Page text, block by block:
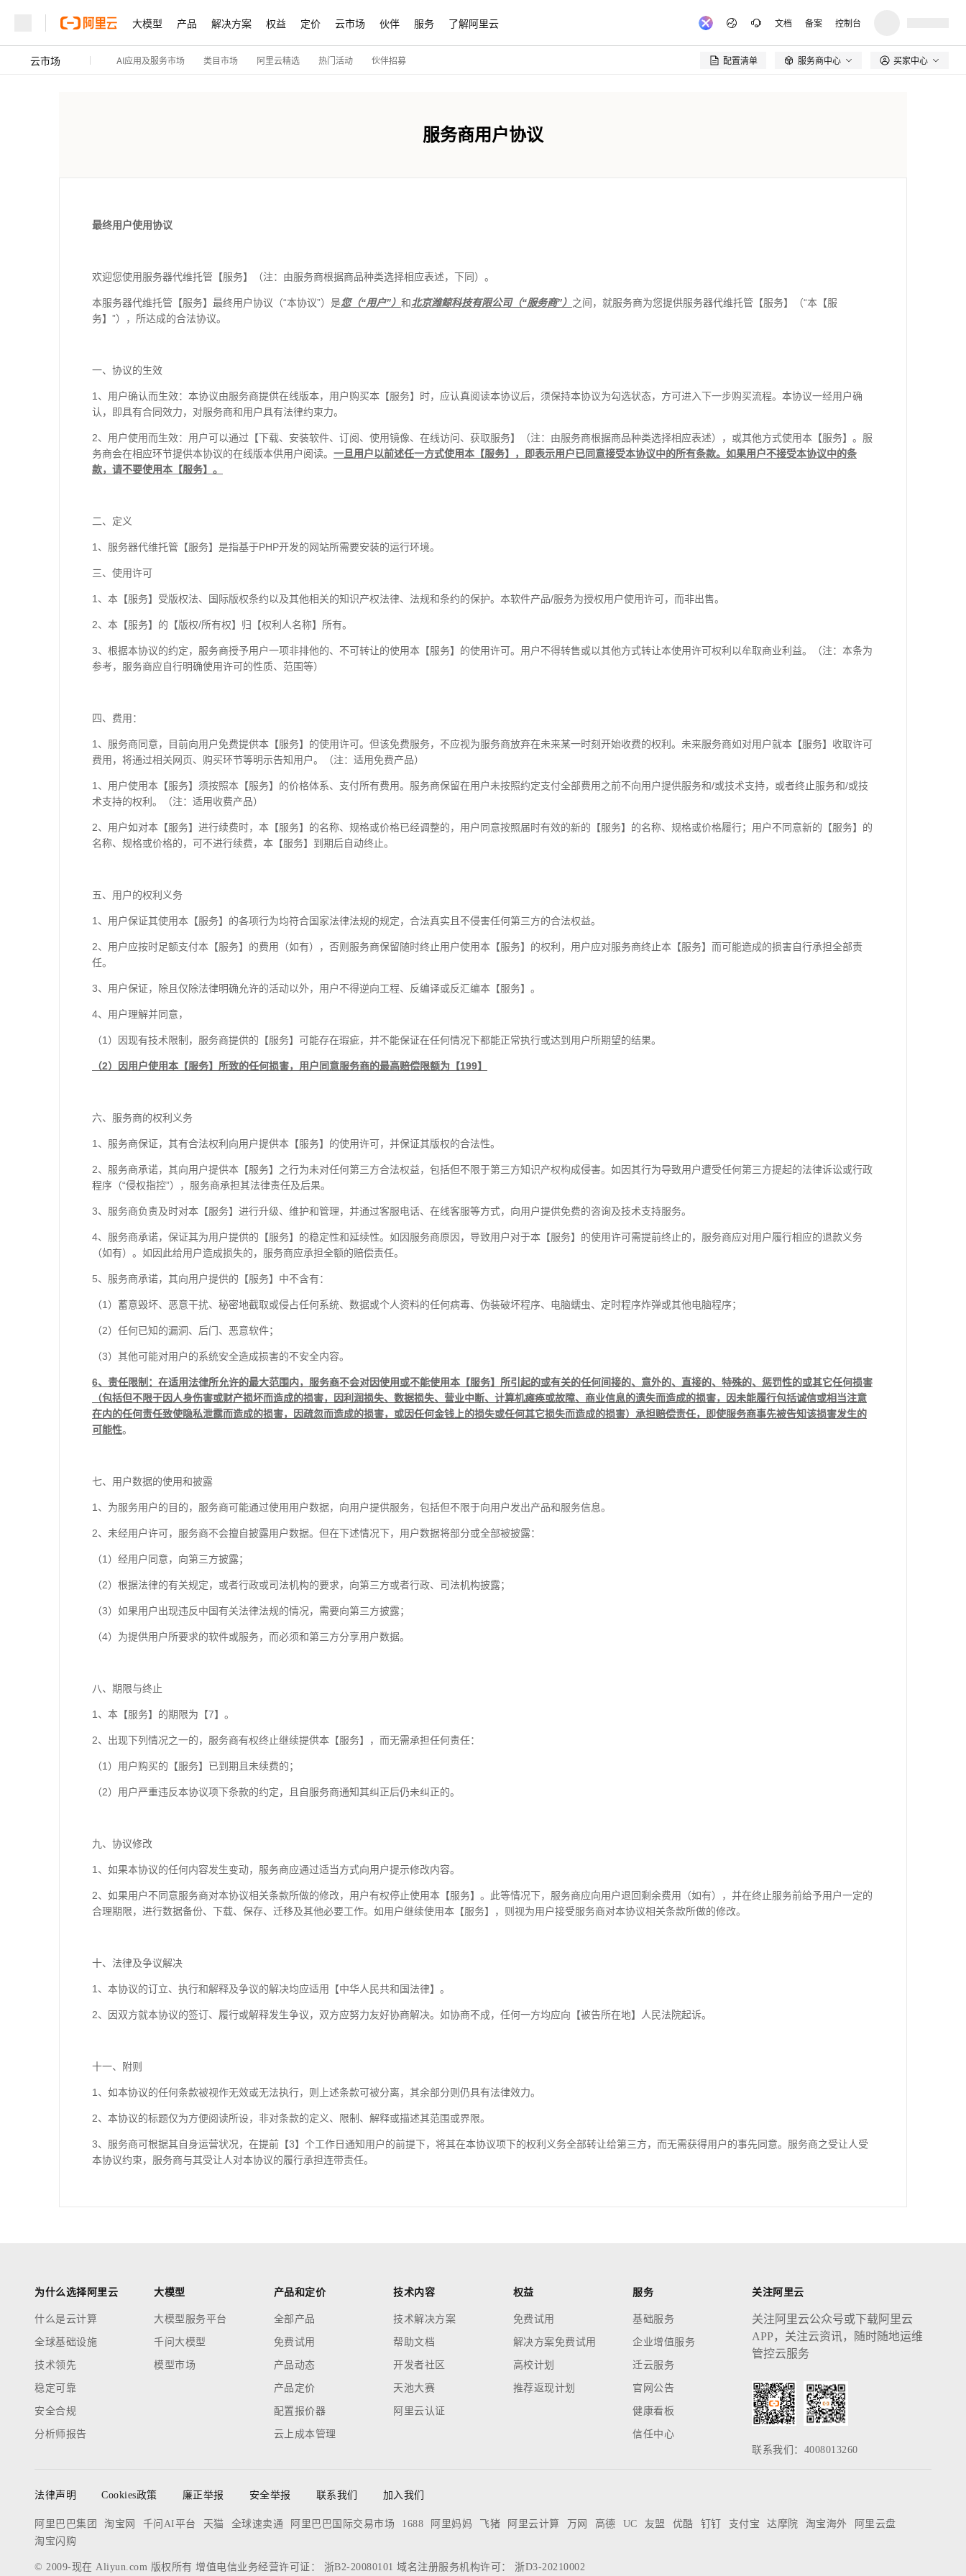
大模型 产品 解决方案 权益 定价 云市场 伙伴 服务 了解阿里云 文档 备案 控制台
云市场 AI应用及服务市场 类目市场 阿里云精选 热门活动 伙伴招募 配置清单  服务商中心 买家中心
服务商用户协议
最终用户使用协议
欢迎您使用服务器代维托管【服务】（注：由服务商根据商品种类选择相应表述，下同）。
本服务器代维托管【服务】最终用户协议（“本协议”）是您（“用户”） 和北京潍鲸科技有限公司（“服务商”） 之间，就服务商为您提供服务器代维托管【服务】（“本【服
务】”），所达成的合法协议。
一、协议的生效
1、用户确认而生效：本协议由服务商提供在线版本，用户购买本【服务】时，应认真阅读本协议后，须保持本协议为勾选状态，方可进入下一步购买流程。本协议一经用户确
认，即具有合同效力，对服务商和用户具有法律约束力。
2、用户使用而生效：用户可以通过【下载、安装软件、订阅、使用镜像、在线访问、获取服务】（注：由服务商根据商品种类选择相应表述），或其他方式使用本【服务】。服
务商会在相应环节提供本协议的在线版本供用户阅读。 一旦用户以前述任一方式使用本【服务】，即表示用户已同意接受本协议中的所有条款。如果用户不接受本协议中的条
款，请不要使用本【服务】。
二、定义
1、服务器代维托管【服务】是指基于PHP开发的网站所需要安装的运行环境。
三、使用许可
1、本【服务】受版权法、国际版权条约以及其他相关的知识产权法律、法规和条约的保护。本软件产品/服务为授权用户使用许可，而非出售。
2、本【服务】的【版权/所有权】归【权利人名称】所有。
3、根据本协议的约定，服务商授予用户一项非排他的、不可转让的使用本【服务】的使用许可。用户不得转售或以其他方式转让本使用许可权利以牟取商业利益。（注：本条为
参考，服务商应自行明确使用许可的性质、范围等）
四、费用：
1、服务商同意，目前向用户免费提供本【服务】的使用许可。但该免费服务，不应视为服务商放弃在未来某一时刻开始收费的权利。未来服务商如对用户就本【服务】收取许可
费用，将通过相关网页、购买环节等明示告知用户。（注：适用免费产品）
1、用户使用本【服务】须按照本【服务】的价格体系、支付所有费用。服务商保留在用户未按照约定支付全部费用之前不向用户提供服务和/或技术支持，或者终止服务和/或技
术支持的权利。（注：适用收费产品）
2、用户如对本【服务】进行续费时，本【服务】的名称、规格或价格已经调整的，用户同意按照届时有效的新的【服务】的名称、规格或价格履行；用户不同意新的【服务】的
名称、规格或价格的，可不进行续费，本【服务】到期后自动终止。
五、用户的权利义务
1、用户保证其使用本【服务】的各项行为均符合国家法律法规的规定，合法真实且不侵害任何第三方的合法权益。
2、用户应按时足额支付本【服务】的费用（如有），否则服务商保留随时终止用户使用本【服务】的权利，用户应对服务商终止本【服务】而可能造成的损害自行承担全部责
任。
3、用户保证，除且仅除法律明确允许的活动以外，用户不得逆向工程、反编译或反汇编本【服务】。
4、用户理解并同意，
（1）因现有技术限制，服务商提供的【服务】可能存在瑕疵，并不能保证在任何情况下都能正常执行或达到用户所期望的结果。
（2）因用户使用本【服务】所致的任何损害，用户同意服务商的最高赔偿限额为【199】
六、服务商的权利义务
1、服务商保证，其有合法权利向用户提供本【服务】的使用许可，并保证其版权的合法性。
2、服务商承诺，其向用户提供本【服务】之行为未对任何第三方合法权益，包括但不限于第三方知识产权构成侵害。如因其行为导致用户遭受任何第三方提起的法律诉讼或行政
程序（“侵权指控”），服务商承担其法律责任及后果。
3、服务商负责及时对本【服务】进行升级、维护和管理，并通过客服电话、在线客服等方式，向用户提供免费的咨询及技术支持服务。
4、服务商承诺，保证其为用户提供的【服务】的稳定性和延续性。如因服务商原因，导致用户对于本【服务】的使用许可需提前终止的，服务商应对用户履行相应的退款义务
（如有）。如因此给用户造成损失的，服务商应承担全额的赔偿责任。
5、服务商承诺，其向用户提供的【服务】中不含有：
（1）蓄意毁坏、恶意干扰、秘密地截取或侵占任何系统、数据或个人资料的任何病毒、伪装破坏程序、电脑蠕虫、定时程序炸弹或其他电脑程序；
（2）任何已知的漏洞、后门、恶意软件；
（3）其他可能对用户的系统安全造成损害的不安全内容。
6、责任限制：在适用法律所允许的最大范围内，服务商不会对因使用或不能使用本【服务】所引起的或有关的任何间接的、意外的、直接的、特殊的、惩罚性的或其它任何损害
（包括但不限于因人身伤害或财产损坏而造成的损害，因利润损失、数据损失、营业中断、计算机瘫痪或故障、商业信息的遗失而造成的损害，因未能履行包括诚信或相当注意
在内的任何责任致使隐私泄露而造成的损害，因疏忽而造成的损害，或因任何金钱上的损失或任何其它损失而造成的损害）承担赔偿责任，即使服务商事先被告知该损害发生的
可能性。
七、用户数据的使用和披露
1、为服务用户的目的，服务商可能通过使用用户数据，向用户提供服务，包括但不限于向用户发出产品和服务信息。
2、未经用户许可，服务商不会擅自披露用户数据。但在下述情况下，用户数据将部分或全部被披露：
（1）经用户同意，向第三方披露；
（2）根据法律的有关规定，或者行政或司法机构的要求，向第三方或者行政、司法机构披露；
（3）如果用户出现违反中国有关法律法规的情况，需要向第三方披露；
（4）为提供用户所要求的软件或服务，而必须和第三方分享用户数据。
八、期限与终止
1、本【服务】的期限为【7】。
2、出现下列情况之一的，服务商有权终止继续提供本【服务】，而无需承担任何责任：
（1）用户购买的【服务】已到期且未续费的；
（2）用户严重违反本协议项下条款的约定，且自服务商通知其纠正后仍未纠正的。
九、协议修改
1、如果本协议的任何内容发生变动，服务商应通过适当方式向用户提示修改内容。
2、如果用户不同意服务商对本协议相关条款所做的修改，用户有权停止使用本【服务】。此等情况下，服务商应向用户退回剩余费用（如有），并在终止服务前给予用户一定的
合理期限，进行数据备份、下载、保存、迁移及其他必要工作。如用户继续使用本【服务】，则视为用户接受服务商对本协议相关条款所做的修改。
十、法律及争议解决
1、本协议的订立、执行和解释及争议的解决均应适用【中华人民共和国法律】。
2、因双方就本协议的签订、履行或解释发生争议，双方应努力友好协商解决。如协商不成，任何一方均应向【被告所在地】人民法院起诉。
十一、附则
1、如本协议的任何条款被视作无效或无法执行，则上述条款可被分离，其余部分则仍具有法律效力。
2、本协议的标题仅为方便阅读所设，非对条款的定义、限制、解释或描述其范围或界限。
3、服务商可根据其自身运营状况，在提前【3】个工作日通知用户的前提下，将其在本协议项下的权利义务全部转让给第三方，而无需获得用户的事先同意。服务商之受让人受
本协议约束，服务商与其受让人对本协议的履行承担连带责任。
为什么选择阿里云
什么是云计算
全球基础设施
技术领先
稳定可靠
安全合规
分析师报告
大模型
大模型服务平台
千问大模型
模型市场
产品和定价
全部产品
免费试用
产品动态
产品定价
配置报价器
云上成本管理
技术内容
技术解决方案
帮助文档
开发者社区
天池大赛
阿里云认证
权益
免费试用
解决方案免费试用
高校计划
推荐返现计划
服务
基础服务
企业增值服务
迁云服务
官网公告
健康看板
信任中心
关注阿里云
关注阿里云公众号或下载阿里云
APP，关注云资讯，随时随地运维
管控云服务
联系我们：4008013260
法律声明 Cookies政策 廉正举报 安全举报 联系我们 加入我们
阿里巴巴集团 淘宝网 千问AI平台 天猫 全球速卖通 阿里巴巴国际交易市场 1688 阿里妈妈 飞猪 阿里云计算 万网 高德 UC 友盟 优酷 钉钉 支付宝 达摩院 淘宝海外
阿里云盘
淘宝闪购
© 2009-现在 Aliyun.com 版权所有 增值电信业务经营许可证： 浙B2-20080101 域名注册服务机构许可： 浙D3-20210002